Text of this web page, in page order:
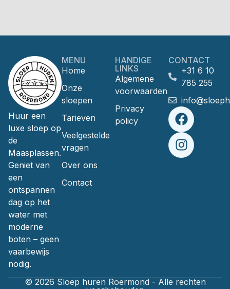
Huur een
luxe sloep op
de
Maasplassen.
Geniet van
een
ontspannen
dag op het
water met
moderne
boten – geen
vaarbewijs
nodig.
MENU
Home
Onze
sloepen
Tarieven
Veelgestelde
vragen
Over ons
Contact
HANDIGE
LINKS
Algemene
voorwaarden
Privacy
policy
CONTACT
+31 6 10
785 255
© 2026 Sloep huren Roermond - Alle rechten